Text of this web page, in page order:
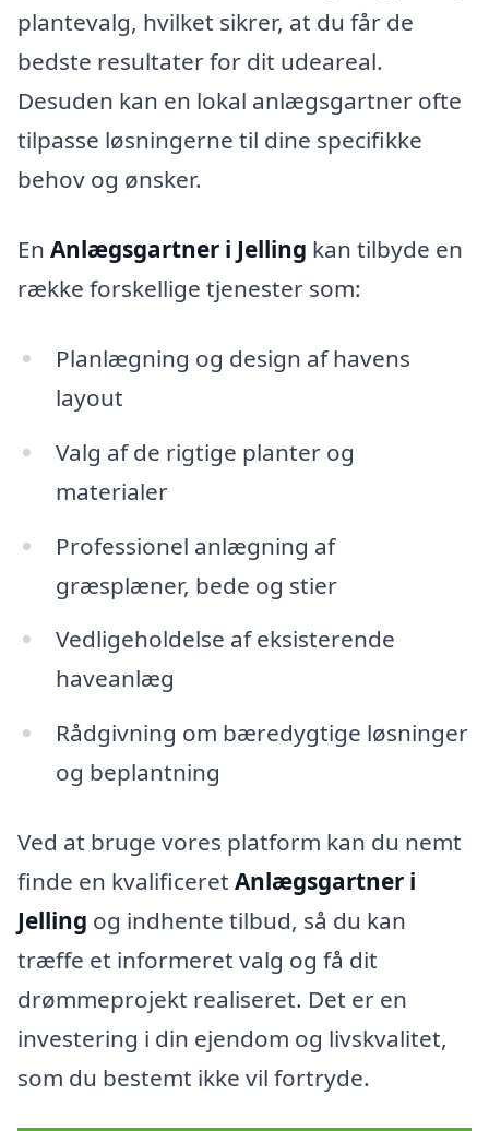
plantevalg, hvilket sikrer, at du får de
bedste resultater for dit udeareal.
Desuden kan en lokal anlægsgartner ofte
tilpasse løsningerne til dine specifikke
behov og ønsker.
En Anlægsgartner i Jelling kan tilbyde en
række forskellige tjenester som:
Planlægning og design af havens
layout
Valg af de rigtige planter og
materialer
Professionel anlægning af
græsplæner, bede og stier
Vedligeholdelse af eksisterende
haveanlæg
Rådgivning om bæredygtige løsninger
og beplantning
Ved at bruge vores platform kan du nemt
finde en kvalificeret Anlægsgartner i
Jelling og indhente tilbud, så du kan
træffe et informeret valg og få dit
drømmeprojekt realiseret. Det er en
investering i din ejendom og livskvalitet,
som du bestemt ikke vil fortryde.